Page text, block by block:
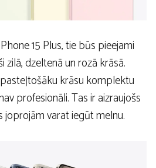
15 Plus, tie būs pieejami
zilā, dzeltenā un rozā krāsā.
krāsu komplektu
profesionāli. Tas ir aizraujošs
joprojām varat iegūt melnu.